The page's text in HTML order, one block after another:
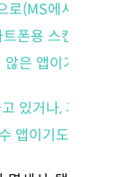
로(MS에서 최근에
폰용 스캔 앱으로
은 앱이기도 합니
있거나, 개인 지메
앱이기도 합니다.